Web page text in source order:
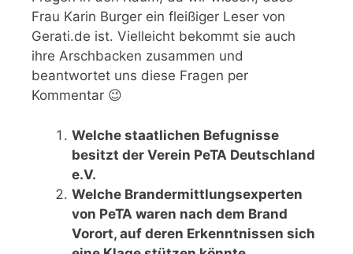
Frau Karin Burger ein fleißiger Leser von
Gerati.de ist. Vielleicht bekommt sie auch
ihre Arschbacken zusammen und
beantwortet uns diese Fragen per
Kommentar 😉
Welche staatlichen Befugnisse
besitzt der Verein PeTA Deutschland
e.V.
Welche Brandermittlungsexperten
von PeTA waren nach dem Brand
Vorort, auf deren Erkenntnissen sich